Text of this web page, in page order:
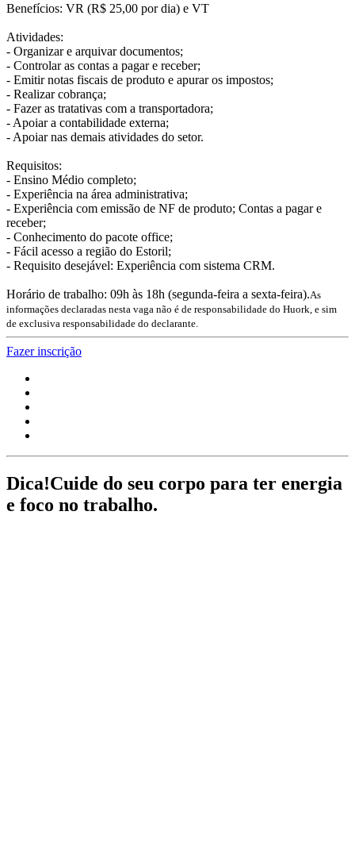
Benefícios: VR (R$ 25,00 por dia) e VT
Atividades:
- Organizar e arquivar documentos;
- Controlar as contas a pagar e receber;
- Emitir notas fiscais de produto e apurar os impostos;
- Realizar cobrança;
- Fazer as tratativas com a transportadora;
- Apoiar a contabilidade externa;
- Apoiar nas demais atividades do setor.
Requisitos:
- Ensino Médio completo;
- Experiência na área administrativa;
- Experiência com emissão de NF de produto; Contas a pagar e
receber;
- Conhecimento do pacote office;
- Fácil acesso a região do Estoril;
- Requisito desejável: Experiência com sistema CRM.
Horário de trabalho: 09h às 18h (segunda-feira a sexta-feira).As
informações declaradas nesta vaga não é de responsabilidade do Huork, e sim
de exclusiva responsabilidade do declarante.
Fazer inscrição
Dica!Cuide do seu corpo para ter energia
e foco no trabalho.